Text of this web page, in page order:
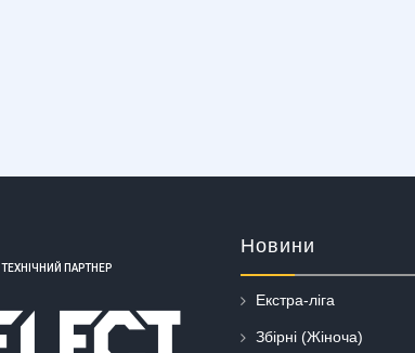
ТЕХНІЧНИЙ ПАРТНЕР
Новини
Екстра-ліга
Збірні (Жіноча)